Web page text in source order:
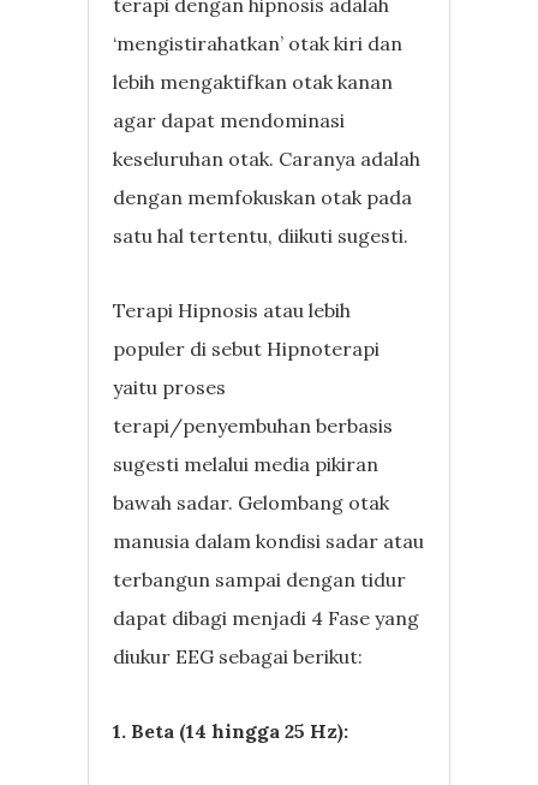
‘mengistirahatkan’ otak kiri dan
lebih mengaktifkan otak kanan
agar dapat mendominasi
keseluruhan otak. Caranya adalah
dengan memfokuskan otak pada
satu hal tertentu, diikuti sugesti.
Terapi Hipnosis atau lebih
populer di sebut Hipnoterapi
yaitu proses
terapi/penyembuhan berbasis
sugesti melalui media pikiran
bawah sadar. Gelombang otak
manusia dalam kondisi sadar atau
terbangun sampai dengan tidur
dapat dibagi menjadi 4 Fase yang
diukur EEG sebagai berikut:
1. Beta (14 hingga 25 Hz):